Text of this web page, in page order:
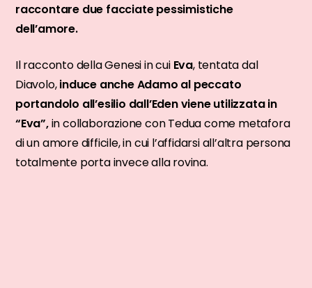
raccontare due facciate pessimistiche
dell’amore.
Il racconto della Genesi in cui Eva, tentata dal
Diavolo,induce anche Adamo al peccato
portandolo all’esilio dall’Eden viene utilizzata in
“Eva”,in collaborazione con Tedua come metafora
di un amore difficile, in cui l’affidarsi all’altra persona
totalmente porta invece alla rovina.